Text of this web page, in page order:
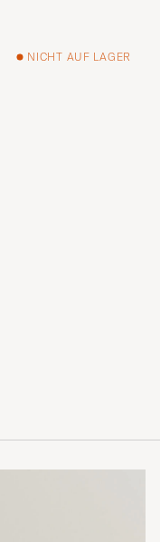
NICHT AUF LAGER